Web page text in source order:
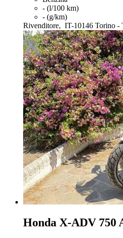
- (l/100 km)
- (g/km)
Rivenditore, IT-10146 Torino -
Honda X-ADV 750